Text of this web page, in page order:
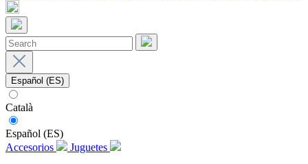
Español (ES)
Català
Español (ES)
Accesorios
Juguetes